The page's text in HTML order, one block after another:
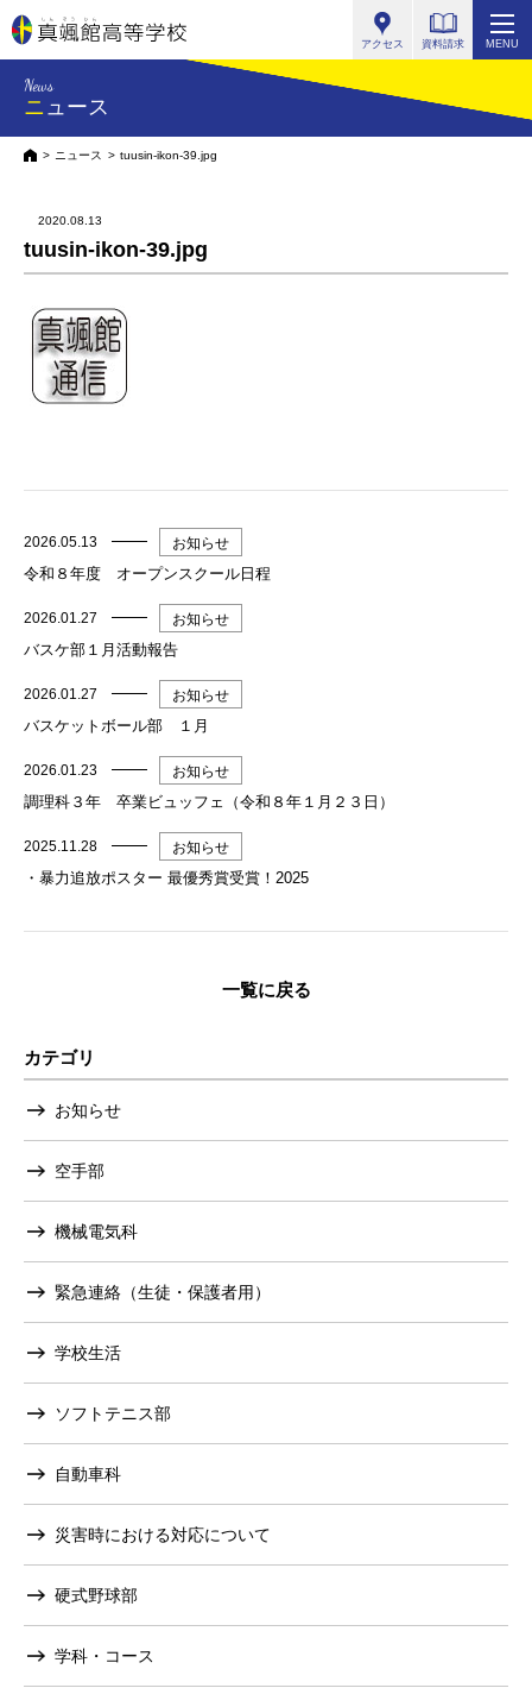
アクセス 資料請求 MENU
News
ニュース
HOMEニュース tuusin-ikon-39.jpg
2020.08.13
tuusin-ikon-39.jpg
2026.05.13 お知らせ
令和８年度 オープンスクール日程
2026.01.27 お知らせ
バスケ部１月活動報告
2026.01.27 お知らせ
バスケットボール部 １月
2026.01.23 お知らせ
調理科３年 卒業ビュッフェ（令和８年１月２３日）
2025.11.28 お知らせ
・暴力追放ポスター 最優秀賞受賞！2025
一覧に戻る
カテゴリ
お知らせ
空手部
機械電気科
緊急連絡（生徒・保護者用）
学校生活
ソフトテニス部
自動車科
災害時における対応について
硬式野球部
学科・コース